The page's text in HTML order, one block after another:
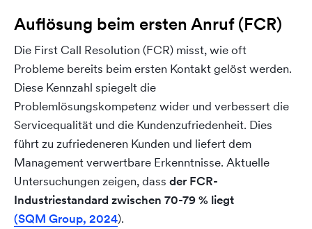
Auflösung beim ersten Anruf (FCR)
Die First Call Resolution (FCR) misst, wie oft
Probleme bereits beim ersten Kontakt gelöst werden.
Diese Kennzahl spiegelt die
Problemlösungskompetenz wider und verbessert die
Servicequalität und die Kundenzufriedenheit. Dies
führt zu zufriedeneren Kunden und liefert dem
Management verwertbare Erkenntnisse. Aktuelle
Untersuchungen zeigen, dass der FCR-
Industriestandard zwischen 70-79 % liegt
(SQM Group, 2024).